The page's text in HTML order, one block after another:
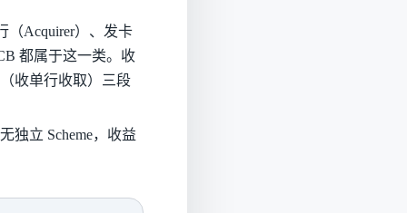
（Acquirer）、发卡
都属于这一类。收
（收单行收取）三段
独立 Scheme，收益